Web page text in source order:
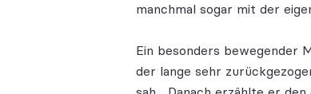
manchmal sogar mit der
Ein besonders bewegender
der lange sehr